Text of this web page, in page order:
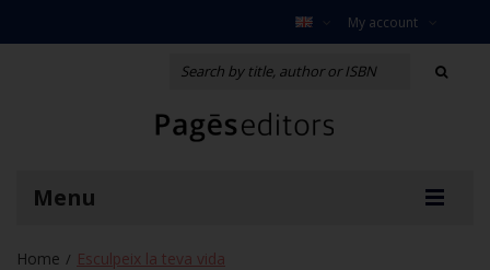
My account
Menu
Home / Esculpeix la teva vida